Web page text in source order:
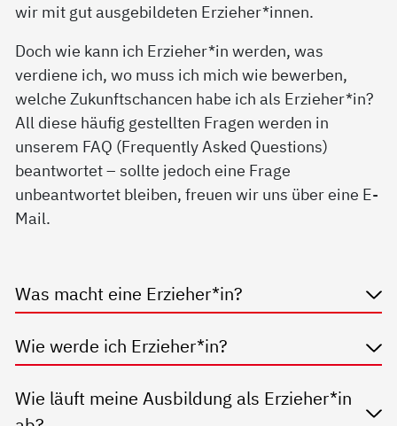
wir mit gut ausgebildeten Erzieher*innen.
Doch wie kann ich Erzieher*in werden, was
verdiene ich, wo muss ich mich wie bewerben,
welche Zukunftschancen habe ich als Erzieher*in?
All diese häufig gestellten Fragen werden in
unserem FAQ (Frequently Asked Questions)
beantwortet – sollte jedoch eine Frage
unbeantwortet bleiben, freuen wir uns über eine E-
Mail.
Was macht eine Erzieher*in?
Wie werde ich Erzieher*in?
Wie läuft meine Ausbildung als Erzieher*in